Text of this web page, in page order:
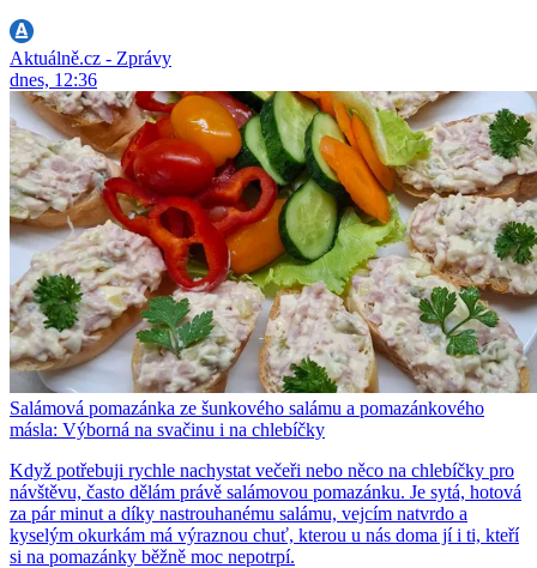
Aktuálně.cz - Zprávy
dnes, 12:36
Salámová pomazánka ze šunkového salámu a pomazánkového
másla: Výborná na svačinu i na chlebíčky
Když potřebuji rychle nachystat večeři nebo něco na chlebíčky pro
návštěvu, často dělám právě salámovou pomazánku. Je sytá, hotová
za pár minut a díky nastrouhanému salámu, vejcím natvrdo a
kyselým okurkám má výraznou chuť, kterou u nás doma jí i ti, kteří
si na pomazánky běžně moc nepotrpí.